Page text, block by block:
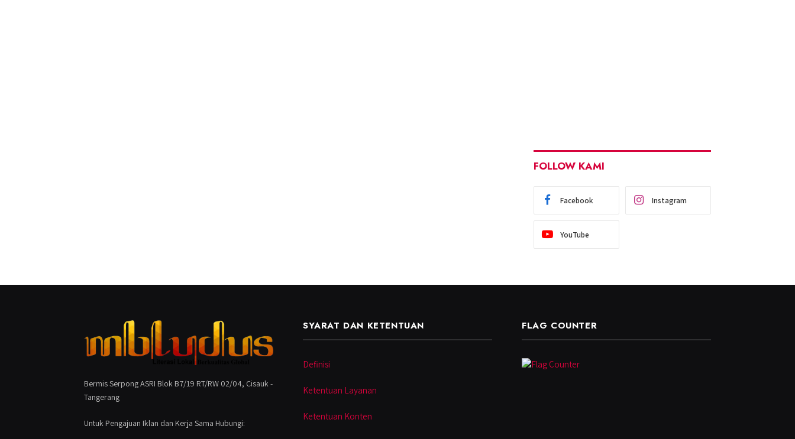
FOLLOW KAMI
Facebook Instagram
YouTube
Bermis Serpong ASRI Blok B7/19 RT/RW 02/04, Cisauk -
Tangerang
Untuk Pengajuan Iklan dan Kerja Sama Hubungi:
SYARAT DAN KETENTUAN
Definisi
Ketentuan Layanan
Ketentuan Konten
FLAG COUNTER